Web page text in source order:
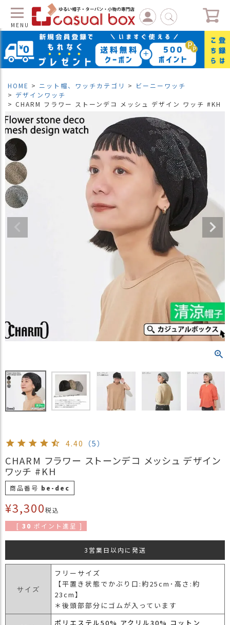
MENU
イ
ペ
ー
ジ
（
新
規
会
員
登
）
閲
覧
買
物
新
作
商
品
ッ
ピ
ン
グ
お
声
HOME ニット帽、ワッチカテゴリ
ビーニーワッチ
デザインワッチ
CHARM フラワー ストーンデコ メッシュ デザイン ワッチ #KH
4.40 （5）
CHARM フラワー ストーンデコ メッシュ デザイン
ワッチ #KH
商品番号 be-dec
¥3,300税込
[ 30 ポイント進呈 ]
3営業日以内に発送
サイズ
フリーサイズ
【平置き状態でかぶり口:約25cm･高さ:約
23cm】
＊後頭部部分にゴムが入っています
ポリエステル50% アクリル30% コットン